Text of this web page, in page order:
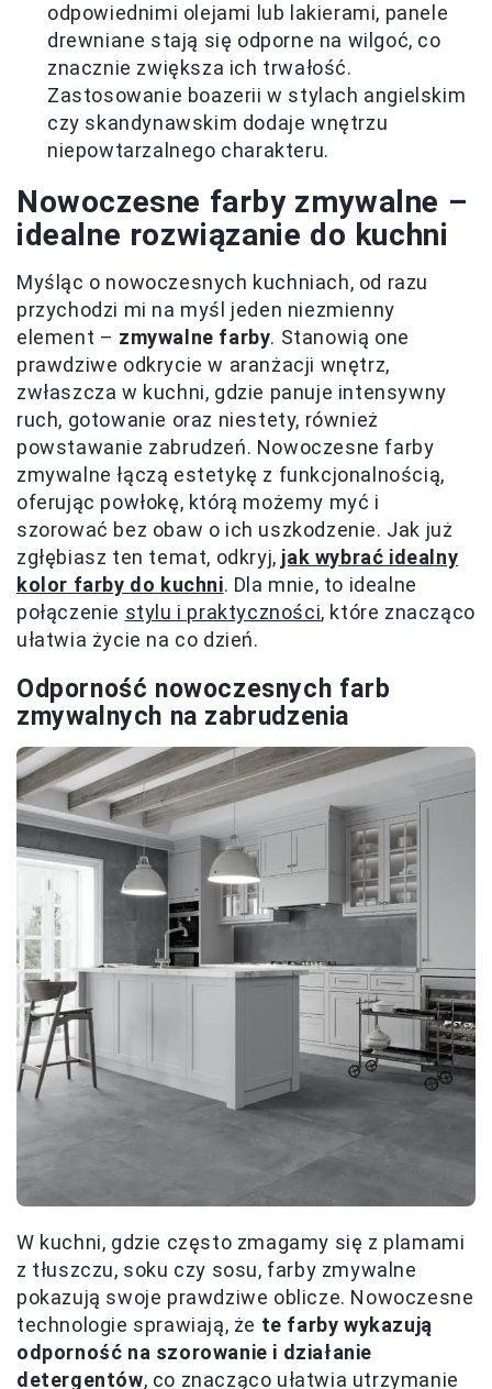
odpowiednimi olejami lub lakierami, panele
drewniane stają się odporne na wilgoć, co
znacznie zwiększa ich trwałość.
Zastosowanie boazerii w stylach angielskim
czy skandynawskim dodaje wnętrzu
niepowtarzalnego charakteru.
Nowoczesne farby zmywalne –
idealne rozwiązanie do kuchni
Myśląc o nowoczesnych kuchniach, od razu
przychodzi mi na myśl jeden niezmienny
element – zmywalne farby. Stanowią one
prawdziwe odkrycie w aranżacji wnętrz,
zwłaszcza w kuchni, gdzie panuje intensywny
ruch, gotowanie oraz niestety, również
powstawanie zabrudzeń. Nowoczesne farby
zmywalne łączą estetykę z funkcjonalnością,
oferując powłokę, którą możemy myć i
szorować bez obaw o ich uszkodzenie. Jak już
zgłębiasz ten temat, odkryj, jak wybrać idealny
kolor farby do kuchni. Dla mnie, to idealne
połączenie stylu i praktyczności, które znacząco
ułatwia życie na co dzień.
Odporność nowoczesnych farb
zmywalnych na zabrudzenia
W kuchni, gdzie często zmagamy się z plamami
z tłuszczu, soku czy sosu, farby zmywalne
pokazują swoje prawdziwe oblicze. Nowoczesne
technologie sprawiają, że te farby wykazują
odporność na szorowanie i działanie
detergentów, co znacząco ułatwia utrzymanie